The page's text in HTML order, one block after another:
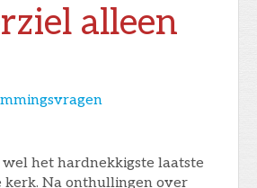
alleen
wel het hardnekkigste laatste
kerk. Na onthullingen over